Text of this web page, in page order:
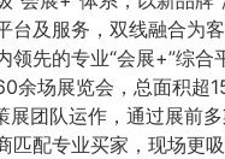
台及服务，双线融合为
领先的专业“会展+”综
余场展览会，总面积超
展团队运作，通过展前
匹配专业买家，现场更